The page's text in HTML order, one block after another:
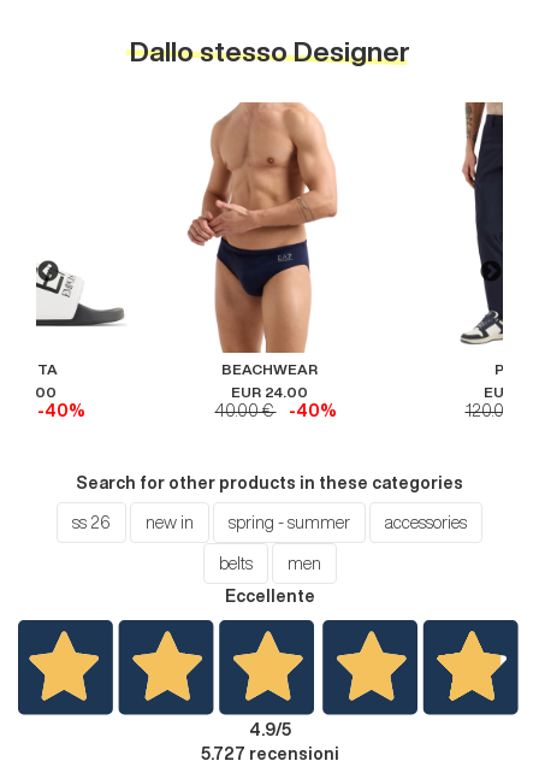
Dallo stesso Designer
31.00
-40%
BEACHWEAR
EUR 24.00
40.00 € -40%
EUR
120.00 €
Search for other products in these categories
ss 26 new in spring - summer accessories
belts
men
Eccellente
4.9/5
5.727 recensioni